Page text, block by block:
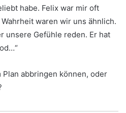
habe. Felix war mir oft
waren wir uns ähnlich.
unsere Gefühle reden. Er hat
abbringen können, oder